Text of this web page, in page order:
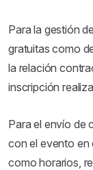
Para la gestión
gratuitas como
la relación
inscripción
Para el envío de
con el evento en
como horarios,